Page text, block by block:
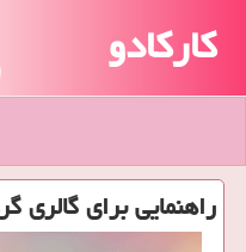
کارکادو
راهنمایی برای گالری